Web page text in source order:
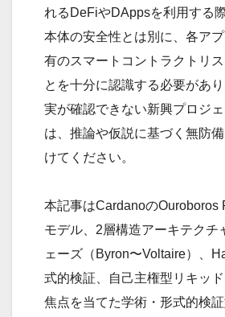
れるDeFiやDAppsを利用する
本体の安全性とは別に、各ア
有のスマートコントラクトリ
とを十分に認識する必要があ
実が確認できない新興プロジ
は、推論や仮説に基づく無防
けてください。
本記事はCardanoのOuroboros
モデル、2層構造アーキテクチ
ェーズ（Byron〜Voltaire）、
式的検証、自己主権型リキッ
焦点を当てた学術・形式的検